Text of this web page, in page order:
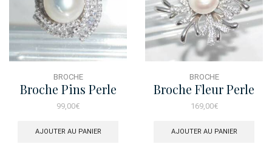
BROCHE
Broche Pins Perle
99,00€
AJOUTER AU PANIER
BROCHE
Broche Fleur Perle
169,00€
AJOUTER AU PANIER